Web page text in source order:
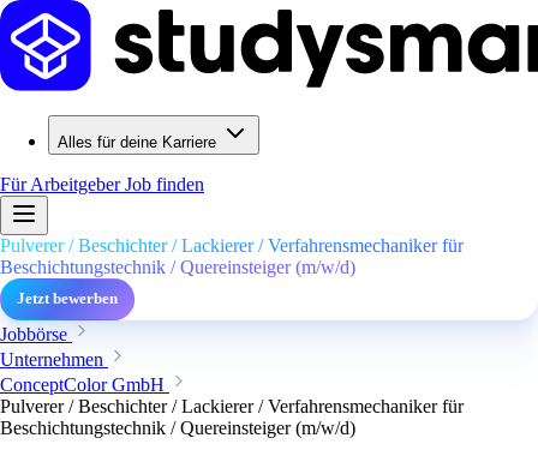
Alles für deine Karriere
Für ArbeitgeberJob finden
Pulverer / Beschichter / Lackierer / Verfahrensmechaniker für
Beschichtungstechnik / Quereinsteiger (m/w/d)
Jetzt bewerben
Jobbörse
Unternehmen
ConceptColor GmbH
Pulverer / Beschichter / Lackierer / Verfahrensmechaniker für
Beschichtungstechnik / Quereinsteiger (m/w/d)